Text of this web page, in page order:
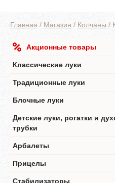
Главная / Магазин / Колчаны /
Акционные товары
Классические луки
Традиционные луки
Блочные луки
Детские луки, рогатки и
трубки
Арбалеты
Прицелы
Стабилизаторы